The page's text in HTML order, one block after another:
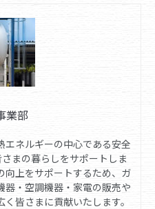
業部
エネルギーの中心である安全
まの暮らしをサポートしま
向上をサポートするため、ガ
器・空調機器・家電の販売や
皆さまに貢献いたします。